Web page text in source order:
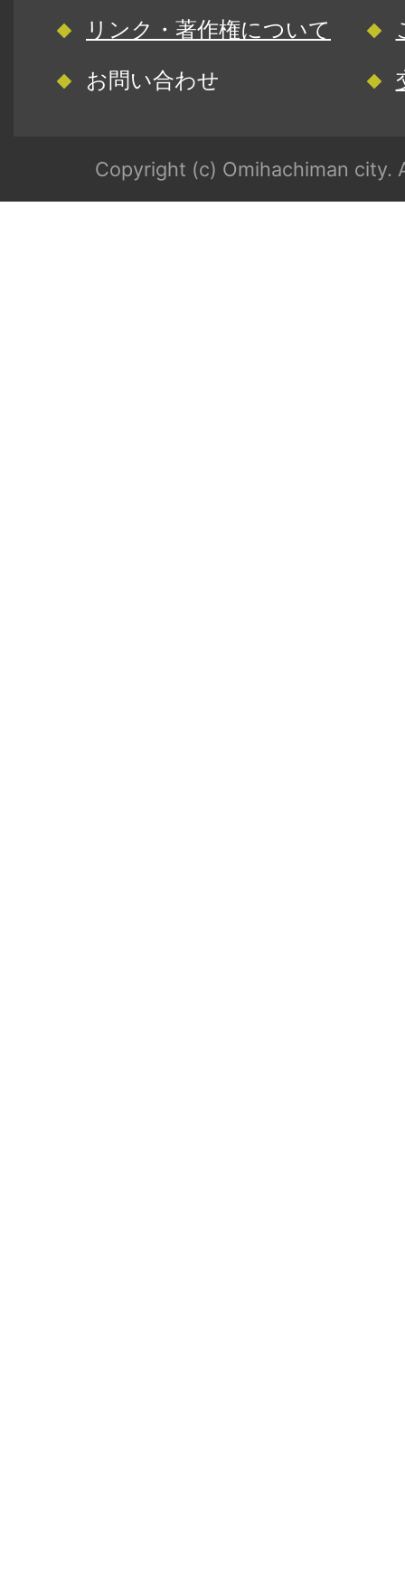
リンク・著作権について
お問い合わせ
Copyright (c) Omihachiman city.